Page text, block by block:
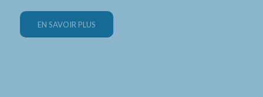
EN SAVOIR PLUS